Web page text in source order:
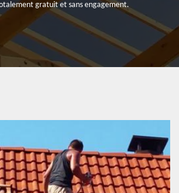
gratuit et sans engagement.